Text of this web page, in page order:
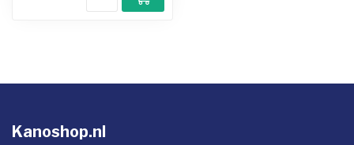
Kanoshop.nl